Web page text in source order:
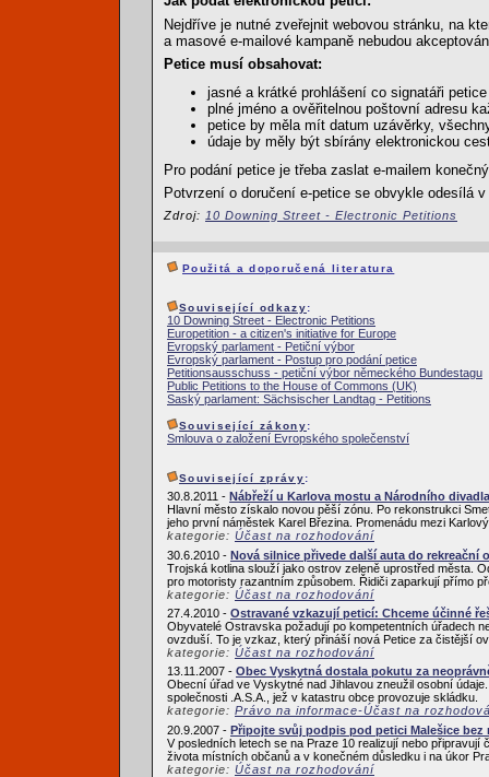
Nejdříve je nutné zveřejnit webovou stránku, na
a masové e-mailové kampaně nebudou
Petice musí obsahovat:
jasné a krátké prohlášení co signatáři
plné jméno a ověřitelnou poštovní adresu
petice by měla mít datum uzávěrky,
údaje by měly být sbírány elektronickou
Pro podání petice je třeba zaslat e-mailem
Potvrzení o doručení e-petice se obvykle odesílá
Zdroj: 10 Downing Street - Electronic Petitions
Použitá a doporučená literatura
Související odkazy:
10 Downing Street - Electronic Petitions
Europetition - a citizen's initiative for Europe
Evropský parlament - Petiční výbor
Evropský parlament - Postup pro podání petice
Petitionsausschuss - petiční výbor německého Bundestagu
Public Petitions to the House of Commons (UK)
Saský parlament: Sächsischer Landtag - Petitions
Související zákony:
Smlouva o založení Evropského společenství
Související zprávy:
30.8.2011 - Nábřeží u Karlova mostu a Národního
Hlavní město získalo novou pěší zónu. Po rekonstrukci
jeho první náměstek Karel Březina. Promenádu mezi
kategorie: Účast na rozhodování
30.6.2010 - Nová silnice přivede další auta do rekreační
Trojská kotlina slouží jako ostrov zeleně uprostřed města.
pro motoristy razantním způsobem. Řidiči zaparkují přímo
kategorie: Účast na rozhodování
27.4.2010 - Ostravané vzkazují peticí: Chceme účinné
Obyvatelé Ostravska požadují po kompetentních úřadech
ovzduší. To je vzkaz, který přináší nová Petice za čistější
kategorie: Účast na rozhodování
13.11.2007 - Obec Vyskytná dostala pokutu za
Obecní úřad ve Vyskytné nad Jihlavou zneužil osobní
společnosti .A.S.A., jež v katastru obce provozuje skládku.
kategorie: Právo na informace-Účast na
20.9.2007 - Připojte svůj podpis pod petici Malešice bez
V posledních letech se na Praze 10 realizují nebo
života místních občanů a v konečném důsledku i na úkor
kategorie: Účast na rozhodování